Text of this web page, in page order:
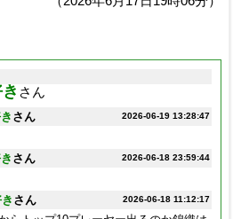
さん
2026-06-19 13:28:47
さん
2026-06-18 23:59:44
さん
2026-06-18 11:12:17
さん